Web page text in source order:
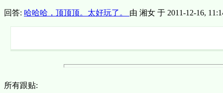
回答: 哈哈哈，顶顶顶。太好玩了。 由 湘女 于 2011-12-16,
所有跟贴: